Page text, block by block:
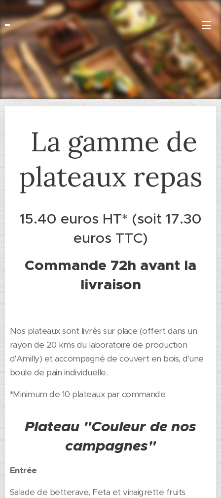
La gamme de
plateaux repas
15.40 euros HT* (soit 17.30
euros TTC)
Commande 72h avant la
livraison
Nos plateaux sont livrés sur place (offert dans un
rayon de 20 kms du laboratoire de production
d'Amilly) et accompagné de couvert en bois, d'une
boule de pain individuelle.
*Minimum de 10 plateaux par commande
Plateau "Couleur de nos
campagnes"
Entrée
Salade de betterave, Feta et vinaigrette fruits